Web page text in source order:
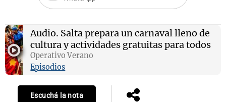
Audio. Salta prepara un carnaval lleno de
cultura y actividades gratuitas para todos
Operativo Verano
Episodios
Escuchá la nota